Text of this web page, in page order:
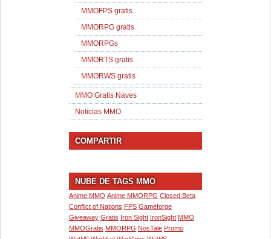
MMOFPS gratis
MMORPG gratis
MMORPGs
MMORTS gratis
MMORWS gratis
MMO Gratis Naves
Noticias MMO
COMPARTIR
NUBE DE TAGS MMO
Anime MMO Anime MMORPG Closed Beta
Conflict of Nations FPS Gameforge
Giveaway Gratis Iron Sight IronSight MMO
MMOGratis MMORPG NosTale Promo